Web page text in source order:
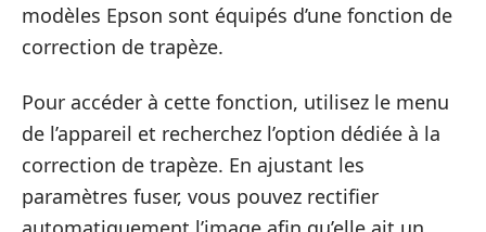
modèles Epson sont équipés d’une fonction de
correction de trapèze.
Pour accéder à cette fonction, utilisez le menu
de l’appareil et recherchez l’option dédiée à la
correction de trapèze. En ajustant les
paramètres fuser, vous pouvez rectifier